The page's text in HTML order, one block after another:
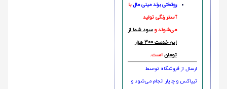
روتختی‌ برند مینی مالبا
آستر رنگی تولید
می‌شوند و سود شما از
این خدمت 300 هزار
تومان است.
ارسال از فروشگاه توسط
تیپاکس و چاپار انجام می‌شود و